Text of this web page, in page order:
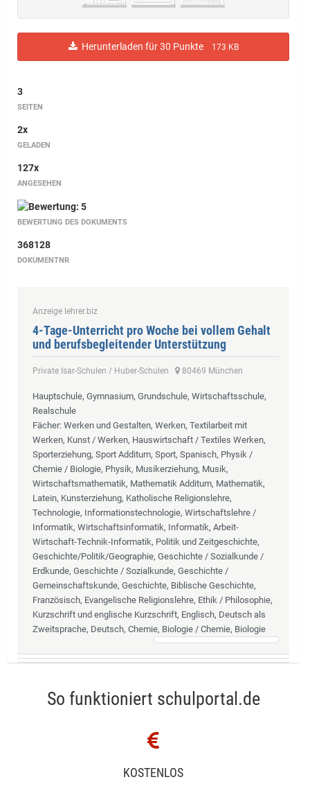
Herunterladen für 30 Punkte 173 KB
3
SEITEN
2x
GELADEN
127x
ANGESEHEN
BEWERTUNG DES DOKUMENTS
368128
DOKUMENTNR
Anzeige lehrer.biz
4-Tage-Unterricht pro Woche bei vollem Gehalt
und berufsbegleitender Unterstützung
Private Isar-Schulen / Huber-Schulen 80469 München
Hauptschule, Gymnasium, Grundschule, Wirtschaftsschule,
Realschule
Fächer: Werken und Gestalten, Werken, Textilarbeit mit
Werken, Kunst / Werken, Hauswirtschaft / Textiles Werken,
Sporterziehung, Sport Additum, Sport, Spanisch, Physik /
Chemie / Biologie, Physik, Musikerziehung, Musik,
Wirtschaftsmathematik, Mathematik Additum, Mathematik,
Latein, Kunsterziehung, Katholische Religionslehre,
Technologie, Informationstechnologie, Wirtschaftslehre /
Informatik, Wirtschaftsinformatik, Informatik, Arbeit-
Wirtschaft-Technik-Informatik, Politik und Zeitgeschichte,
Geschichte/Politik/Geographie, Geschichte / Sozialkunde /
Erdkunde, Geschichte / Sozialkunde, Geschichte /
Gemeinschaftskunde, Geschichte, Biblische Geschichte,
Französisch, Evangelische Religionslehre, Ethik / Philosophie,
Kurzschrift und englische Kurzschrift, Englisch, Deutsch als
Zweitsprache, Deutsch, Chemie, Biologie / Chemie, Biologie
So funktioniert schulportal.de
KOSTENLOS